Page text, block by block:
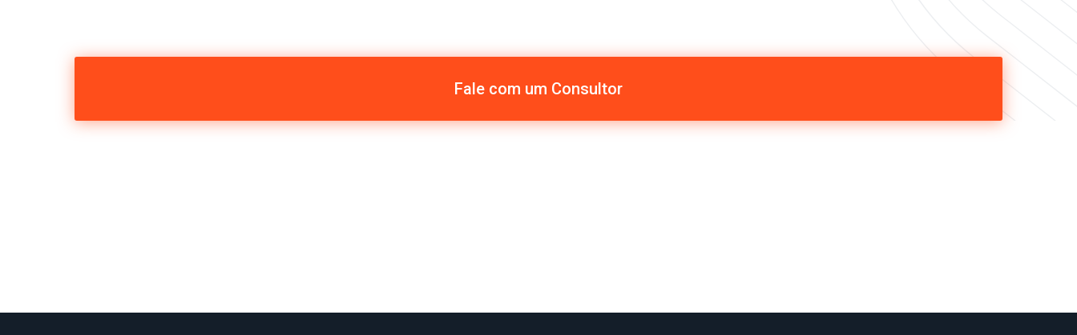
Fale com um Consultor